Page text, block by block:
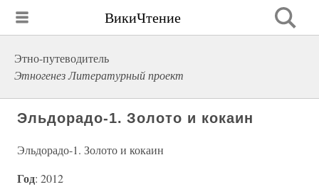
ВикиЧтение
Этно-путеводитель
Этногенез Литературный проект
Эльдорадо-1. Золото и кокаин
Эльдорадо-1. Золото и кокаин
Год: 2012